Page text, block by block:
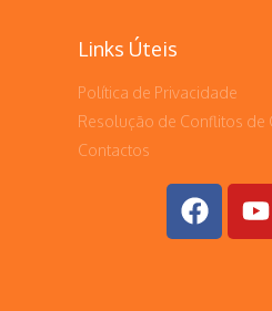
Links Úteis
Política de Privacidade
Resolução de Conflitos de
Contactos